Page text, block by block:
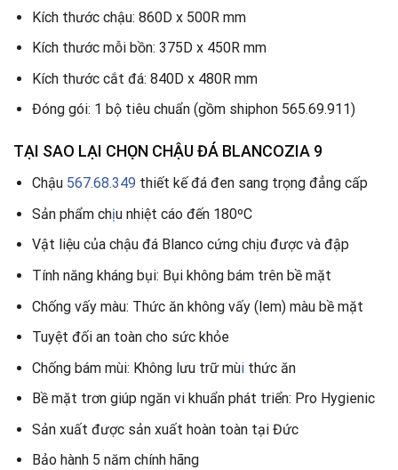
Kích thước chậu: 860D x 500R mm
Kích thước mỗi bồn: 375D x 450R mm
Kích thước cắt đá: 840D x 480R mm
Đóng gói: 1 bộ tiêu chuẩn (gồm shiphon 565.69.911)
TẠI SAO LẠI CHỌN CHẬU ĐÁ BLANCOZIA 9
Chậu 567.68.349 thiết kế đá đen sang trọng đẳng cấp
Sản phẩm chịu nhiệt cáo đến 180ºC
Vật liệu của chậu đá Blanco cứng chịu được và đập
Tính năng kháng bụi: Bụi không bám trên bề mặt
Chống vấy màu: Thức ăn không vấy (lem) màu bề mặt
Tuyệt đối an toàn cho sức khỏe
Chống bám mùi: Không lưu trữ mùithức ăn
Bề mặt trơn giúp ngăn vi khuẩn phát triển: Pro Hygienic
Sản xuất được sản xuất hoàn toàn tại Đức
Bảo hành 5 năm chính hãng